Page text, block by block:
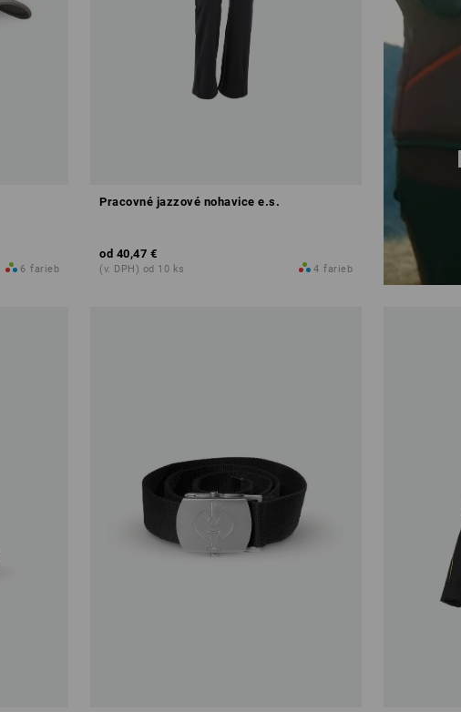
6 farieb
Pracovné jazzové nohavice e.s.
od 40,47 €
(v. DPH) od 10 ks 4 farieb